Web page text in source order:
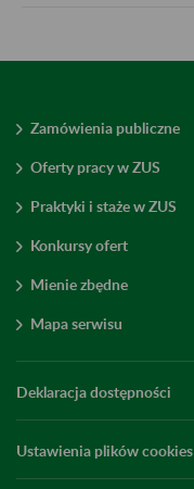
Zamówienia publiczne
Oferty pracy w ZUS
Praktyki i staże w ZUS
Konkursy ofert
Mienie zbędne
Mapa serwisu
Deklaracja dostępności
Ustawienia plików cookies